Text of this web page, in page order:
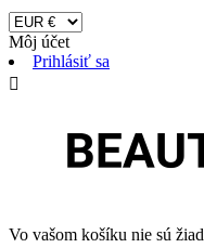
Môj účet
Prihlásiť sa

Vo vašom košíku nie sú